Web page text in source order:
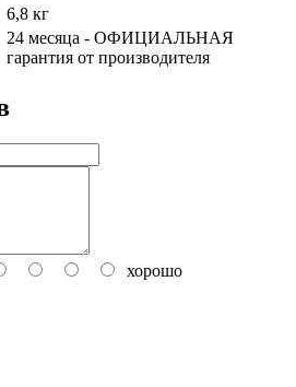
6,8 кг
24 месяца - ОФИЦИАЛЬНАЯ
гарантия от производителя
хорошо